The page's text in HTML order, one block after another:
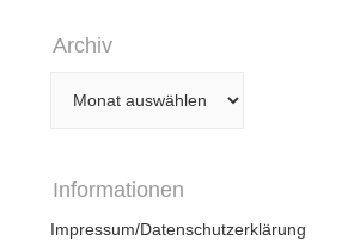
Archiv
Informationen
Impressum/Datenschutzerklärung